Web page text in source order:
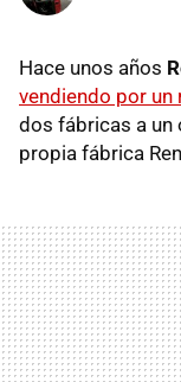
Hace unos años
vendiendo por
dos fábricas a un
propia fábrica